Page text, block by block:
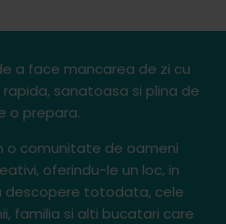
a face mancarea de zi cu
sanatoasa si plina de
o prepara.
o comunitate de oameni
oferindu-le un loc, in
descopere totodata, cele
familia si alti bucatari care